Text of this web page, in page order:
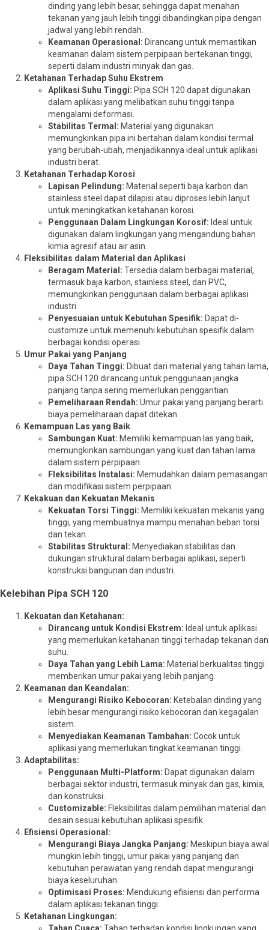
dinding yang lebih besar, sehingga dapat menahan
tekanan yang jauh lebih tinggi dibandingkan pipa dengan
jadwal yang lebih rendah.
Keamanan Operasional: Dirancang untuk memastikan
keamanan dalam sistem perpipaan bertekanan tinggi,
seperti dalam industri minyak dan gas.
Ketahanan Terhadap Suhu Ekstrem
Aplikasi Suhu Tinggi: Pipa SCH 120 dapat digunakan
dalam aplikasi yang melibatkan suhu tinggi tanpa
mengalami deformasi.
Stabilitas Termal: Material yang digunakan
memungkinkan pipa ini bertahan dalam kondisi termal
yang berubah-ubah, menjadikannya ideal untuk aplikasi
industri berat.
Ketahanan Terhadap Korosi
Lapisan Pelindung: Material seperti baja karbon dan
stainless steel dapat dilapisi atau diproses lebih lanjut
untuk meningkatkan ketahanan korosi.
Penggunaan Dalam Lingkungan Korosif: Ideal untuk
digunakan dalam lingkungan yang mengandung bahan
kimia agresif atau air asin.
Fleksibilitas dalam Material dan Aplikasi
Beragam Material: Tersedia dalam berbagai material,
termasuk baja karbon, stainless steel, dan PVC,
memungkinkan penggunaan dalam berbagai aplikasi
industri.
Penyesuaian untuk Kebutuhan Spesifik: Dapat di-
customize untuk memenuhi kebutuhan spesifik dalam
berbagai kondisi operasi.
Umur Pakai yang Panjang
Daya Tahan Tinggi: Dibuat dari material yang tahan lama,
pipa SCH 120 dirancang untuk penggunaan jangka
panjang tanpa sering memerlukan penggantian.
Pemeliharaan Rendah: Umur pakai yang panjang berarti
biaya pemeliharaan dapat ditekan.
Kemampuan Las yang Baik
Sambungan Kuat: Memiliki kemampuan las yang baik,
memungkinkan sambungan yang kuat dan tahan lama
dalam sistem perpipaan.
Fleksibilitas Instalasi: Memudahkan dalam pemasangan
dan modifikasi sistem perpipaan.
Kekakuan dan Kekuatan Mekanis
Kekuatan Torsi Tinggi: Memiliki kekuatan mekanis yang
tinggi, yang membuatnya mampu menahan beban torsi
dan tekan.
Stabilitas Struktural: Menyediakan stabilitas dan
dukungan struktural dalam berbagai aplikasi, seperti
konstruksi bangunan dan industri.
Kelebihan Pipa SCH 120
Kekuatan dan Ketahanan:
Dirancang untuk Kondisi Ekstrem: Ideal untuk aplikasi
yang memerlukan ketahanan tinggi terhadap tekanan dan
suhu.
Daya Tahan yang Lebih Lama: Material berkualitas tinggi
memberikan umur pakai yang lebih panjang.
Keamanan dan Keandalan:
Mengurangi Risiko Kebocoran: Ketebalan dinding yang
lebih besar mengurangi risiko kebocoran dan kegagalan
sistem.
Menyediakan Keamanan Tambahan: Cocok untuk
aplikasi yang memerlukan tingkat keamanan tinggi.
Adaptabilitas:
Penggunaan Multi-Platform: Dapat digunakan dalam
berbagai sektor industri, termasuk minyak dan gas, kimia,
dan konstruksi.
Customizable: Fleksibilitas dalam pemilihan material dan
desain sesuai kebutuhan aplikasi spesifik.
Efisiensi Operasional:
Mengurangi Biaya Jangka Panjang: Meskipun biaya awal
mungkin lebih tinggi, umur pakai yang panjang dan
kebutuhan perawatan yang rendah dapat mengurangi
biaya keseluruhan.
Optimisasi Proses: Mendukung efisiensi dan performa
dalam aplikasi tekanan tinggi.
Ketahanan Lingkungan: